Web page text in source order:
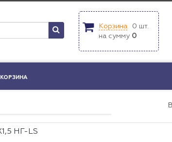
Корзина 0 шт.
на сумму 0
КОРЗИНА
НГ-LS